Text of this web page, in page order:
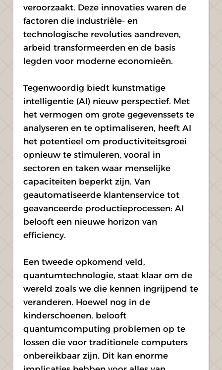
veroorzaakt. Deze innovaties waren de
factoren die industriële- en
technologische revoluties aandreven,
arbeid transformeerden en de basis
legden voor moderne economieën.
Tegenwoordig biedt kunstmatige
intelligentie (AI) nieuw perspectief. Met
het vermogen om grote gegevenssets te
analyseren en te optimaliseren, heeft AI
het potentieel om productiviteitsgroei
opnieuw te stimuleren, vooral in
sectoren en taken waar menselijke
capaciteiten beperkt zijn. Van
geautomatiseerde klantenservice tot
geavanceerde productieprocessen: AI
belooft een nieuwe horizon van
efficiency.
Een tweede opkomend veld,
quantumtechnologie, staat klaar om de
wereld zoals we die kennen ingrijpend te
veranderen. Hoewel nog in de
kinderschoenen, belooft
quantumcomputing problemen op te
lossen die voor traditionele computers
onbereikbaar zijn. Dit kan enorme